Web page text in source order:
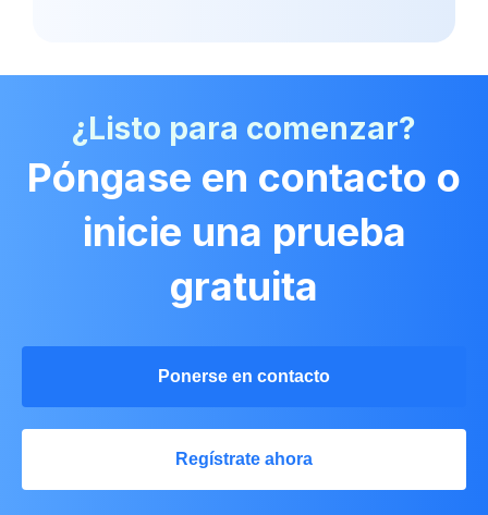
¿Listo para comenzar?
Póngase en contacto o
inicie una prueba
gratuita
Ponerse en contacto
Regístrate ahora